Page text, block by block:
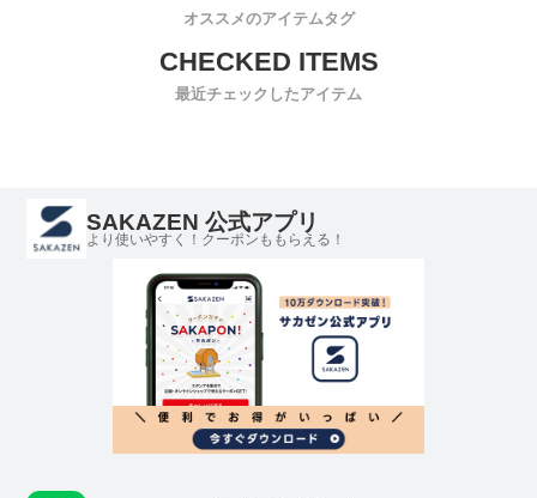
オススメのアイテムタグ
最近チェックしたアイテム
SAKAZEN 公式アプリ
より使いやすく！クーポンももらえる！